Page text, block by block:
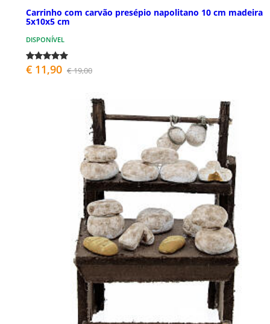
Carrinho com carvão presépio napolitano 10 cm madeira
5x10x5 cm
DISPONÍVEL
€ 11,90 € 19,00